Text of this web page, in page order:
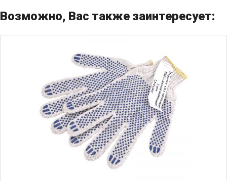
Возможно, Вас также заинтересует: